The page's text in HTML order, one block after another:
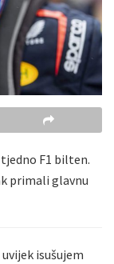
F1 bilten.
primali glavnu
isušujem